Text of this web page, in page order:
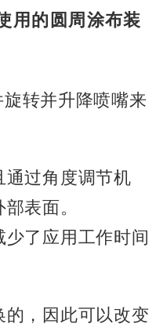
用的圆周涂布装
转并升降喷嘴来
通过角度调节机
表面。
了应用工作时间
，因此可以改变